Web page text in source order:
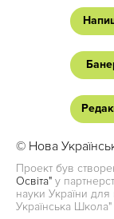
© Нова
Проект був
Освіта" у
науки України
Українська Школа"